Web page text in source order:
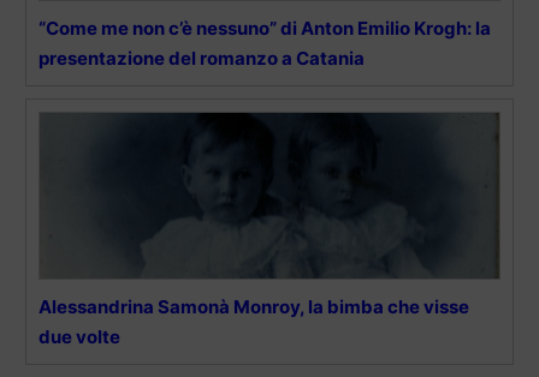
“Come me non c’è nessuno” di Anton Emilio Krogh: la
presentazione del romanzo a Catania
Alessandrina Samonà Monroy, la bimba che visse
due volte